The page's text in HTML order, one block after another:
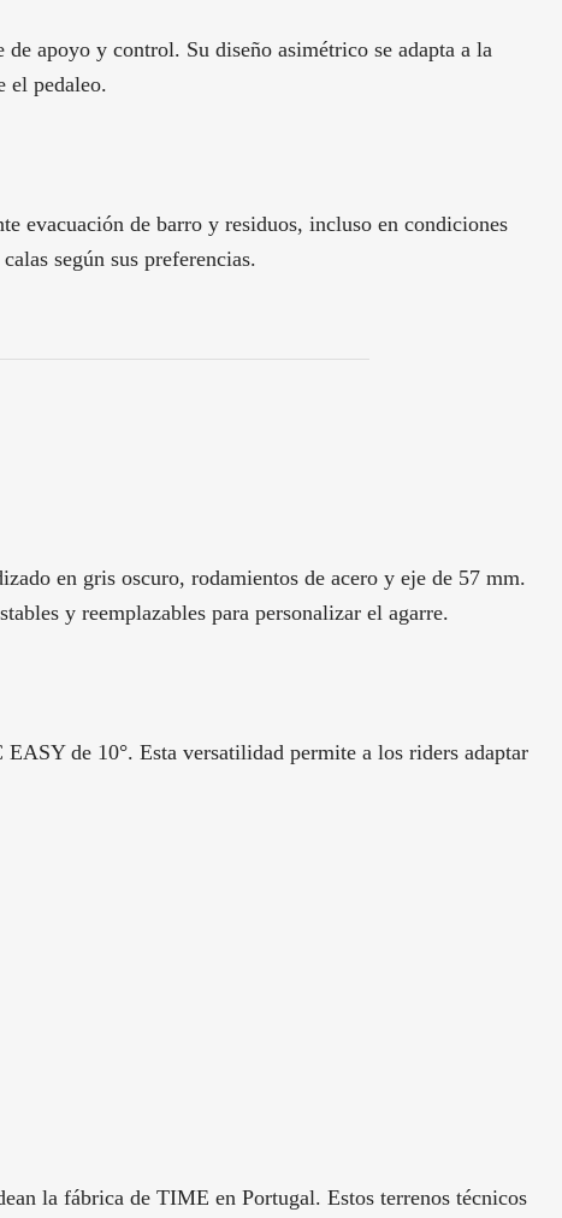
apoyo y control. Su diseño asimétrico se adapta a la
el pedaleo.
evacuación de barro y residuos, incluso en condiciones
según sus preferencias.
en gris oscuro, rodamientos de acero y eje de 57 mm.
y reemplazables para personalizar el agarre.
de 10°. Esta versatilidad permite a los riders adaptar
la fábrica de TIME en Portugal. Estos terrenos técnicos